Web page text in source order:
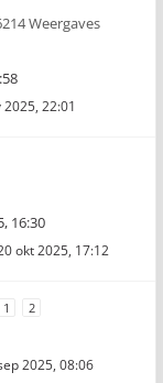
Weergaves
22:01
16:30
okt 2025, 17:12
1 2
2025, 08:06